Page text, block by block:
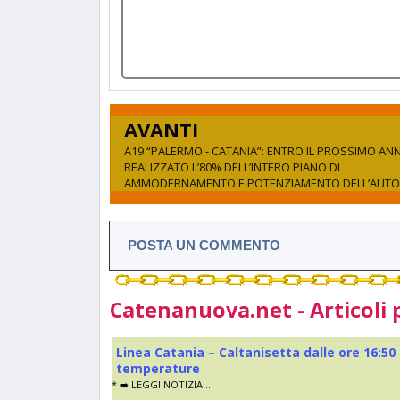
AVANTI
A19 “PALERMO - CATANIA”: ENTRO IL PROSSIMO
REALIZZATO L’80% DELL’INTERO PIANO DI
AMMODERNAMENTO E POTENZIAMENTO
POSTA UN COMMENTO
Catenanuova.net - Articoli
Linea Catania – Caltanisetta dalle ore
temperature
* ➡️ LEGGI NOTIZIA...